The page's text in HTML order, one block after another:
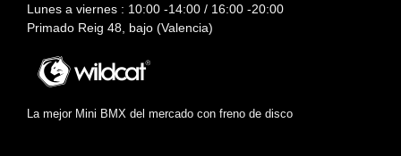
Lunes a viernes : 10:00 -14:00 / 16:00 -20:00
Primado Reig 48, bajo (Valencia)
La mejor Mini BMX del mercado con freno de disco